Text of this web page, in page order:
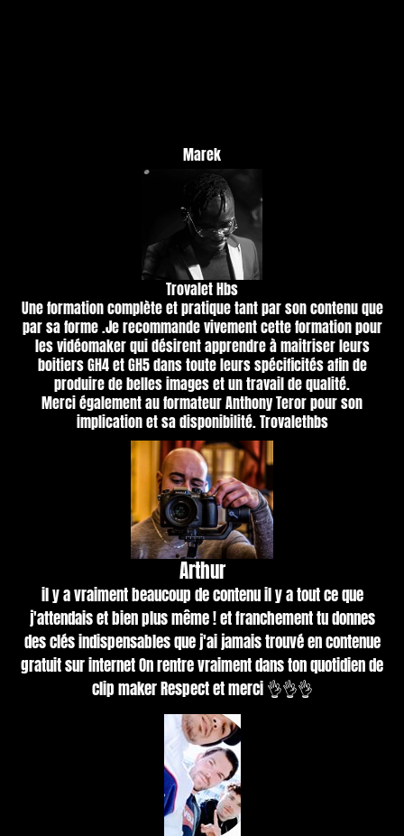
Marek
Trovalet Hbs
Une formation complète et pratique tant par son contenu que
par sa forme .Je recommande vivement cette formation pour
les vidéomaker qui désirent apprendre à maitriser leurs
boitiers GH4 et GH5 dans toute leurs spécificités afin de
produire de belles images et un travail de qualité.
Merci également au formateur Anthony Teror pour son
implication et sa disponibilité. Trovalethbs
Arthur
il y a vraiment beaucoup de contenu il y a tout ce que
j'attendais et bien plus même ! et franchement tu donnes
des clés indispensables que j'ai jamais trouvé en contenue
gratuit sur internet On rentre vraiment dans ton quotidien de
clip maker Respect et merci 👌👌👌